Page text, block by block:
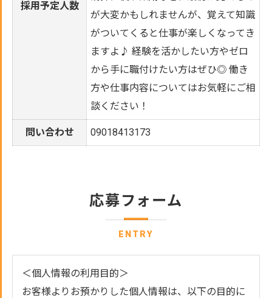
採用予定人数
が大変かもしれませんが、覚えて知識
がついてくると仕事が楽しくなってき
ますよ♪ 経験を活かしたい方やゼロ
から手に職付けたい方はぜひ◎ 働き
方や仕事内容についてはお気軽にご相
談ください！
問い合わせ 09018413173
応募フォーム
ENTRY
＜個人情報の利用目的＞
お客様よりお預かりした個人情報は、以下の目的に